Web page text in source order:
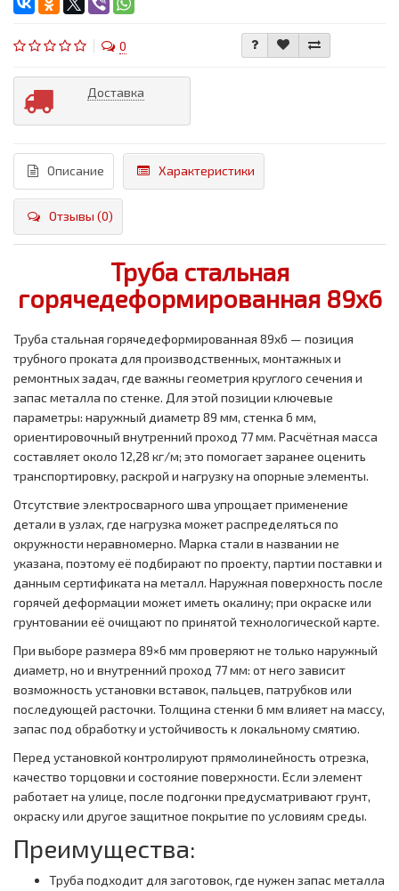
0
Доставка
Описание Характеристики
Отзывы (0)
Труба стальная
горячедеформированная 89x6
Труба стальная горячедеформированная 89x6 — позиция
трубного проката для производственных, монтажных и
ремонтных задач, где важны геометрия круглого сечения и
запас металла по стенке. Для этой позиции ключевые
параметры: наружный диаметр 89 мм, стенка 6 мм,
ориентировочный внутренний проход 77 мм. Расчётная масса
составляет около 12,28 кг/м; это помогает заранее оценить
транспортировку, раскрой и нагрузку на опорные элементы.
Отсутствие электросварного шва упрощает применение
детали в узлах, где нагрузка может распределяться по
окружности неравномерно. Марка стали в названии не
указана, поэтому её подбирают по проекту, партии поставки и
данным сертификата на металл. Наружная поверхность после
горячей деформации может иметь окалину; при окраске или
грунтовании её очищают по принятой технологической карте.
При выборе размера 89×6 мм проверяют не только наружный
диаметр, но и внутренний проход 77 мм: от него зависит
возможность установки вставок, пальцев, патрубков или
последующей расточки. Толщина стенки 6 мм влияет на массу,
запас под обработку и устойчивость к локальному смятию.
Перед установкой контролируют прямолинейность отрезка,
качество торцовки и состояние поверхности. Если элемент
работает на улице, после подгонки предусматривают грунт,
окраску или другое защитное покрытие по условиям среды.
Преимущества:
Труба подходит для заготовок, где нужен запас металла